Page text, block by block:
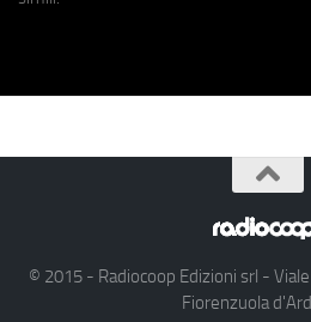
© 2015 - Radiocoop Edizioni srl -
Fiorenzuola